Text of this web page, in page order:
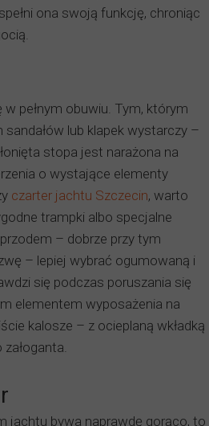
ona swoją funkcję, chroniąc
pełnym obuwiu. Tym, którym
sandałów lub klapek wystarczy –
stopa jest narażona na
o wystające elementy
czarter jachtu Szczecin, warto
trampki albo specjalne
– dobrze przy tym
– lepiej wybrać ogumowaną i
się podczas poruszania się
elementem wyposażenia na
kalosze – z ocieplaną wkładką
jachtu bywa naprawdę gorąco, to